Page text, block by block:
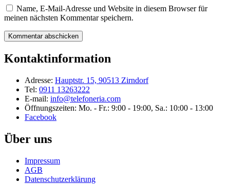
Name, E-Mail-Adresse und Website in diesem Browser für
meinen nächsten Kommentar speichern.
Kontaktinformation
Adresse: Hauptstr. 15, 90513 Zirndorf
Tel: 0911 13263222
E-mail: info@telefoneria.com
Öffnungszeiten: Mo. - Fr.: 9:00 - 19:00, Sa.: 10:00 - 13:00
Facebook
Über uns
Impressum
AGB
Datenschutzerklärung